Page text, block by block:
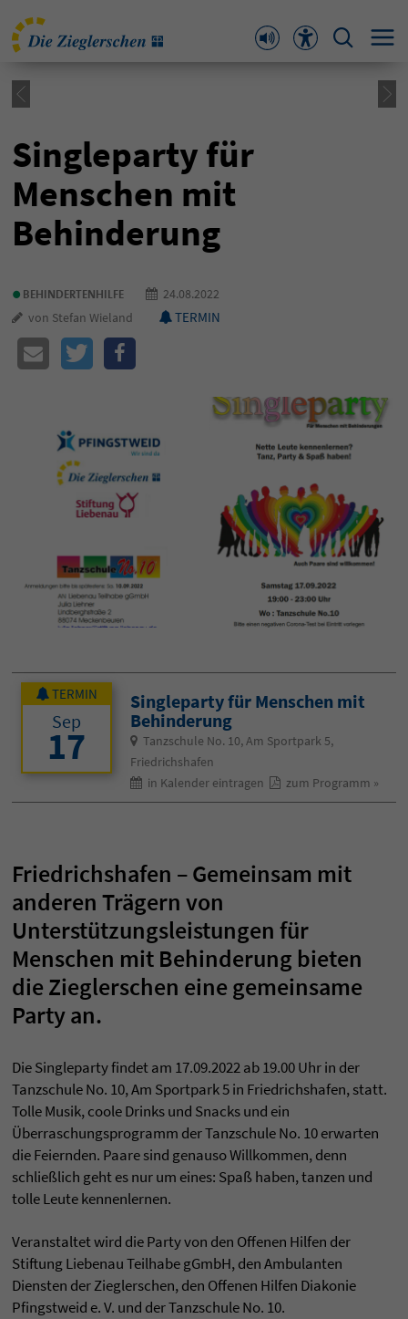
Singleparty für
Menschen mit
Behinderung
• BEHINDERTENHILFE
24.08.2022
von Stefan Wieland
TERMIN
TERMIN
Sep
17
Singleparty für Menschen mit
Behinderung
Tanzschule No. 10, Am Sportpark 5,
Friedrichshafen
in Kalender eintragen
zum Programm »
Friedrichshafen – Gemeinsam mit
anderen Trägern von
Unterstützungsleistungen für
Menschen mit Behinderung bieten
die Zieglerschen eine gemeinsame
Party an.
Die Singleparty findet am 17.09.2022 ab 19.00 Uhr in der
Tanzschule No. 10, Am Sportpark 5 in Friedrichshafen, statt.
Tolle Musik, coole Drinks und Snacks und ein
Überraschungsprogramm der Tanzschule No. 10 erwarten
die Feiernden. Paare sind genauso Willkommen, denn
schließlich geht es nur um eines: Spaß haben, tanzen und
tolle Leute kennenlernen.
Veranstaltet wird die Party von den Offenen Hilfen der
Stiftung Liebenau Teilhabe gGmbH, den Ambulanten
Diensten der Zieglerschen, den Offenen Hilfen Diakonie
Pfingstweid e. V. und der Tanzschule No. 10.